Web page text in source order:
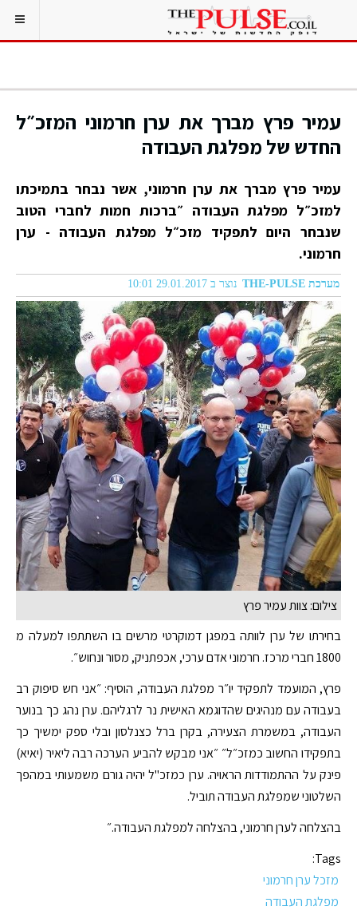
עמיר פרץ מברך את ערן חרמוני המזכ״ל
החדש של מפלגת העבודה
עמיר פרץ מברך את ערן חרמוני, אשר נבחר בתמיכתו
למזכ״ל מפלגת העבודה ״ברכות חמות לחברי הטוב
שנבחר היום לתפקיד מזכ״ל מפלגת העבודה - ערן
חרמוני.
מערכת THE-PULSE נוצר ב 29.01.2017 10:01
צילום: צוות עמיר פרץ
בחירתו של ערן לוותה במפגן דמוקרטי מרשים בו השתתפו למעלה מ
1800 חברי מרכז. חרמוני אדם ערכי, אכפתניק, מסור ונחוש״.
פרץ, המועמד לתפקיד יו״ר מפלגת העבודה, הוסיף: ״אני חש סיפוק רב
בעבודה עם מנהיגים שהדוגמא האישית נר לרגליהם. ערן נהג כך בנוער
העבודה, במשמרת הצעירה, בקרן ברל כצנלסון ובלי ספק ימשיך כך
בתפקידו החשוב כמזכ״ל״ ״אני מבקש להביע הערכה רבה ליאיר (יאיא)
פינק על ההתמודדות הראויה. ערן כמזכ"ל יהיה גורם משמעותי במהפך
השלטוני שמפלגת העבודה תוביל.
בהצלחה לערן חרמוני, בהצלחה למפלגת העבודה.״
Tags:
מזכל ערן חרמוני
מפלגת העבודה